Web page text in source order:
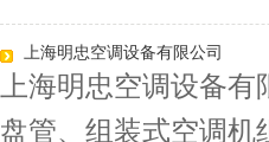
上海明忠空调设备有限公司
上海明忠空调设备
盘管、组装式空调机